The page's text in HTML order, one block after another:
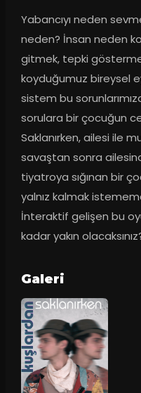
Yabancıyı neden
neden? İnsan neden
gitmek, tepki
koyduğumuz bireysel
sistem bu
sorulara bir çocuğun
Saklanırken, ailesi ile
savaştan sonra
tiyatroya sığınan bir
yalnız kalmak
İnteraktif gelişen bu
kadar yakın
Galeri